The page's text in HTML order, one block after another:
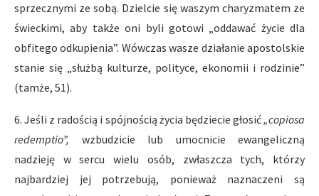
sprzecznymi ze sobą. Dzielcie się waszym charyzmatem ze
świeckimi, aby także oni byli gotowi „oddawać życie dla
obfitego odkupienia”. Wówczas wasze działanie apostolskie
stanie się „służbą kulturze, polityce, ekonomii i rodzinie”
(tamże, 51).
6. Jeśli z radością i spójnością życia będziecie głosić„copiosa
redemptio”, wzbudzicie lub umocnicie ewangeliczną
nadzieję w sercu wielu osób, zwłaszcza tych, którzy
najbardziej jej potrzebują, ponieważ naznaczeni są